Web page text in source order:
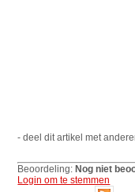
- deel dit artikel met
Beoordeling:Nog niet
Login om te stemmen